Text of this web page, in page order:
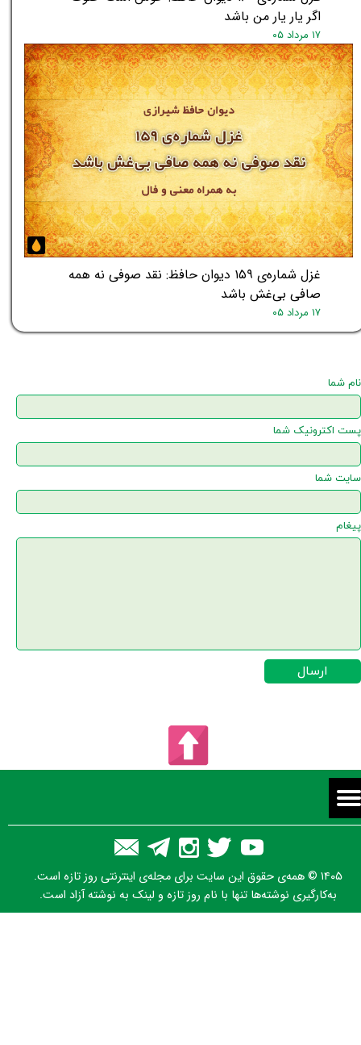
اگر یار یار من باشد
۱۷ مرداد ۰۵
غزل شماره‌ی ۱۵۹ دیوان حافظ: نقد صوفی نه همه
صافی بی‌غش باشد
۱۷ مرداد ۰۵
نام شما
پست اکترونیک شما
سایت شما
پیغام
ارسال
۱۴۰۵ © همه‌ی حقوق این سایت برای مجله‌ی اینترنتی روز تازه است.
به‌کارگیری نوشته‌ها تنها با نام روز تازه و لینک به نوشته آزاد است.